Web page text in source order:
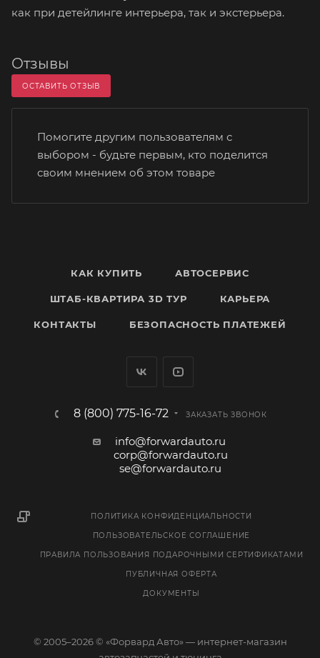
как при детейлинге интерьера, так и экстерьера.
Отзывы
ОСТАВИТЬ ОТЗЫВ
Помогите другим пользователям с
выбором - будьте первым, кто поделится
своим мнением об этом товаре
КАК КУПИТЬ АВТОСЕРВИС
ШТАБ-КВАРТИРА 3D ТУР КАРЬЕРА
КОНТАКТЫ БЕЗОПАСНОСТЬ ПЛАТЕЖЕЙ
8 (800) 775-16-72 ЗАКАЗАТЬ ЗВОНОК
info@forwardauto.ru
corp@forwardauto.ru
se@forwardauto.ru
ПОЛИТИКА КОНФИДЕНЦИАЛЬНОСТИ
ПОЛЬЗОВАТЕЛЬСКОЕ СОГЛАШЕНИЕ
ПРАВИЛА ПОЛЬЗОВАНИЯ ПОДАРОЧНЫМИ СЕРТИФИКАТАМИ
ПУБЛИЧНАЯ ОФЕРТА
ДОКУМЕНТЫ
© 2005–2026 © «Форвард Авто» — интернет-магазин